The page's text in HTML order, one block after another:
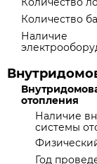
Количество
Наличие
отопления
Наличие
системы
Год